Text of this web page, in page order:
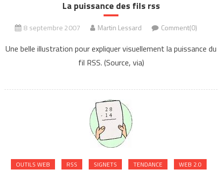
La puissance des fils rss
8 septembre 2007 Martin Lessard Comment(0)
Une belle illustration pour expliquer visuellement la puissance du
fil RSS. (Source, via)
OUTILS WEB RSS SIGNETS TENDANCE WEB 2.0